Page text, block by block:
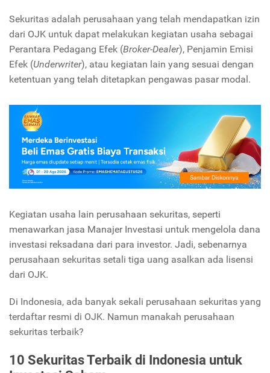
Sekuritas adalah perusahaan yang telah mendapatkan izin
dari OJK untuk dapat melakukan kegiatan usaha sebagai
Perantara Pedagang Efek (Broker-Dealer), Penjamin Emisi
Efek (Underwriter), atau kegiatan lain yang sesuai dengan
ketentuan yang telah ditetapkan pengawas pasar modal.
Kegiatan usaha lain perusahaan sekuritas, seperti
menawarkan jasa Manajer Investasi untuk mengelola dana
investasi reksadana dari para investor. Jadi, sebenarnya
perusahaan sekuritas setali tiga uang asalkan ada lisensi
dari OJK.
Di Indonesia, ada banyak sekali perusahaan sekuritas yang
terdaftar resmi di OJK. Namun manakah perusahaan
sekuritas terbaik?
10 Sekuritas Terbaik di Indonesia untuk